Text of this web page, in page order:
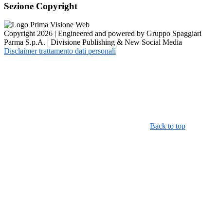
Sezione Copyright
Copyright 2026 | Engineered and powered by Gruppo Spaggiari
Parma S.p.A. | Divisione Publishing & New Social Media
Disclaimer trattamento dati personali
Back to top